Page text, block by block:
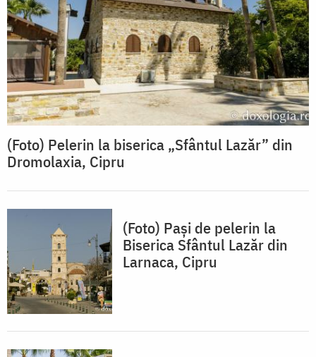
(Foto) Pelerin la biserica „Sfântul Lazăr” din
Dromolaxia, Cipru
(Foto) Pași de pelerin la
Biserica Sfântul Lazăr din
Larnaca, Cipru